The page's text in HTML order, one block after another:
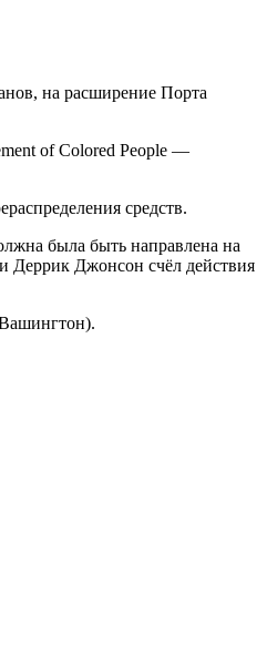
на расширение Порта
of Colored People —
средств.
была быть направлена на
Деррик Джонсон счёл действия